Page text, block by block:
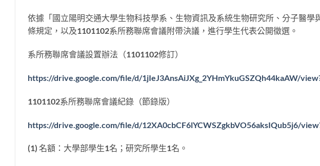
依據「國立陽明交通大學生物科技學系、生物資訊及系統生物研究所、分子醫
條規定，以及1101102系所務聯席會議附帶決議，進行學生代表公開徵選。
系所務聯席會議設置辦法（1101102修訂）
https://drive.google.com/file/d/1jIeJ3AnsAiJXg_2YHmYkuGSZQh44kaAW/
1101102系所務聯席會議紀錄（節錄版）
https://drive.google.com/file/d/12XA0cbCF6lYCWSZgkbVO56aksIQub5j6/
(1) 名額：大學部學生1名；研究所學生1名。